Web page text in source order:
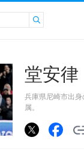
堂安律
兵庫県尼崎市出
属。